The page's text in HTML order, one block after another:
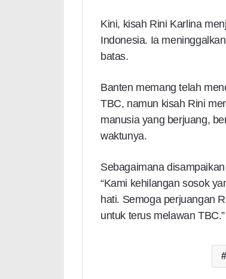
Kini, kisah Rini Karlina
Indonesia. Ia
batas.
Banten memang telah
TBC, namun kisah Rini
manusia yang berjuang,
waktunya.
Sebagaimana
“Kami kehilangan sosok
hati. Semoga perjuangan
untuk terus melawan TBC.”